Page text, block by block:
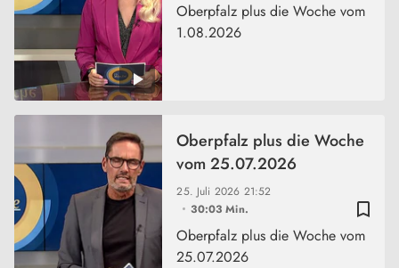
Oberpfalz plus die Woche vom
1.08.2026
bookmark_border
25. Juli 2026 21:52
30:03 Min.
Oberpfalz plus die Woche
vom 25.07.2026
Oberpfalz plus die Woche vom
25.07.2026